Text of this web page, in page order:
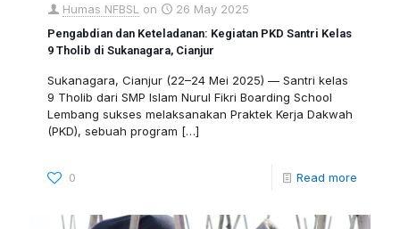
Humas NFBSL on 26 May 2025
Pengabdian dan Keteladanan: Kegiatan PKD Santri Kelas
9 Tholib di Sukanagara, Cianjur
Sukanagara, Cianjur (22–24 Mei 2025) — Santri kelas
9 Tholib dari SMP Islam Nurul Fikri Boarding School
Lembang sukses melaksanakan Praktek Kerja Dakwah
(PKD), sebuah program […]
0 Read more